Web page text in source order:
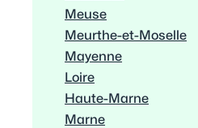
Meuse
Meurthe-et-Moselle
Mayenne
Loire
Haute-Marne
Marne